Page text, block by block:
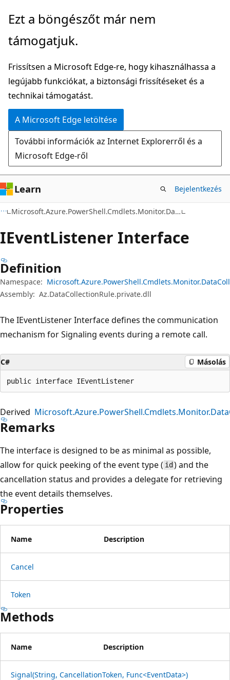
Ugrás
fő
Tovább
oldalon
navigációra
Ezt a böngészőt már nem
támogatjuk.
Frissítsen a Microsoft Edge-re, hogy kihasználhassa a
legújabb funkciókat, a biztonsági frissítéseket és a
technikai támogatást.
A Microsoft Edge letöltése
További információk az Internet Explorerről és a
Microsoft Edge-ről
Learn Bejelentkezés
Microsoft.Azure.PowerShell.Cmdlets.Monitor.DataCollection.Runtime
IEventListener Interface
Definition
Namespace:
Assembly: Az.DataCollectionRule.private.dll
The IEventListener Interface defines the communication
mechanism for Signaling events during a remote call.
C# Másolás
public interface IEventListener
Derived
Remarks
The interface is designed to be as minimal as possible,
allow for quick peeking of the event type ( id ) and the
cancellation status and provides a delegate for retrieving
the event details themselves.
Properties
Name Description
Cancel
Token
Methods
Name Description
Signal(String, CancellationToken, Func<EventData>)